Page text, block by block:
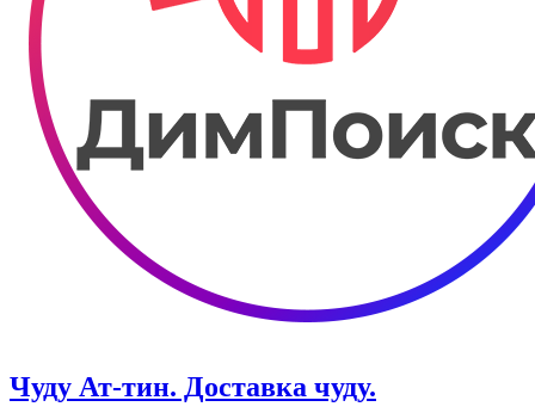
Чуду Ат-тин. Доставка чуду.